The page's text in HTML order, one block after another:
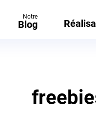
Notre
Blog